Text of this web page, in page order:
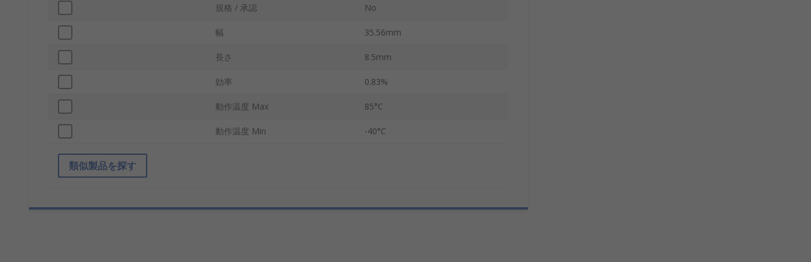
規格 / 承認 No
幅 35.56mm
長さ 8.5mm
効率 0.83%
動作温度 Max 85°C
動作温度 Min -40°C
類似製品を探す